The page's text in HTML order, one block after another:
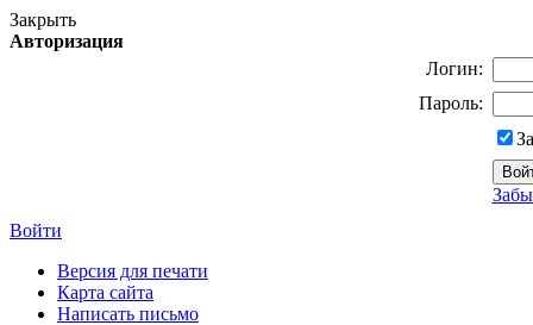
Закрыть
Авторизация
Логин:
Пароль:
Войти
Версия для печати
Карта сайта
Написать письмо